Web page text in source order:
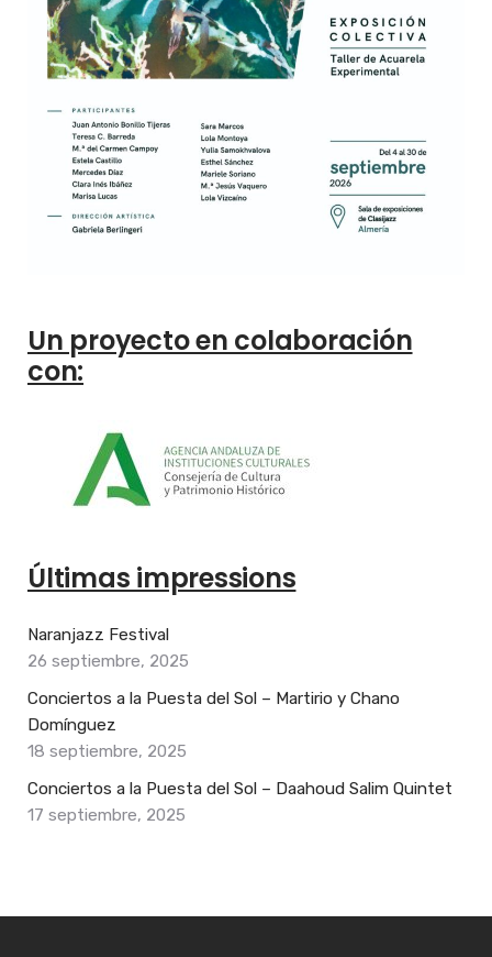
Un proyecto en colaboración
con:
Últimas impressions
Naranjazz Festival
26 septiembre, 2025
Conciertos a la Puesta del Sol – Martirio y Chano
Domínguez
18 septiembre, 2025
Conciertos a la Puesta del Sol – Daahoud Salim Quintet
17 septiembre, 2025